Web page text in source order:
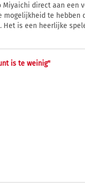
Miyaichi direct aan een
mogelijkheid te hebben
Het is een heerlijke
is te weinig"